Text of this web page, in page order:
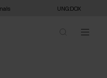
UNG:DOX